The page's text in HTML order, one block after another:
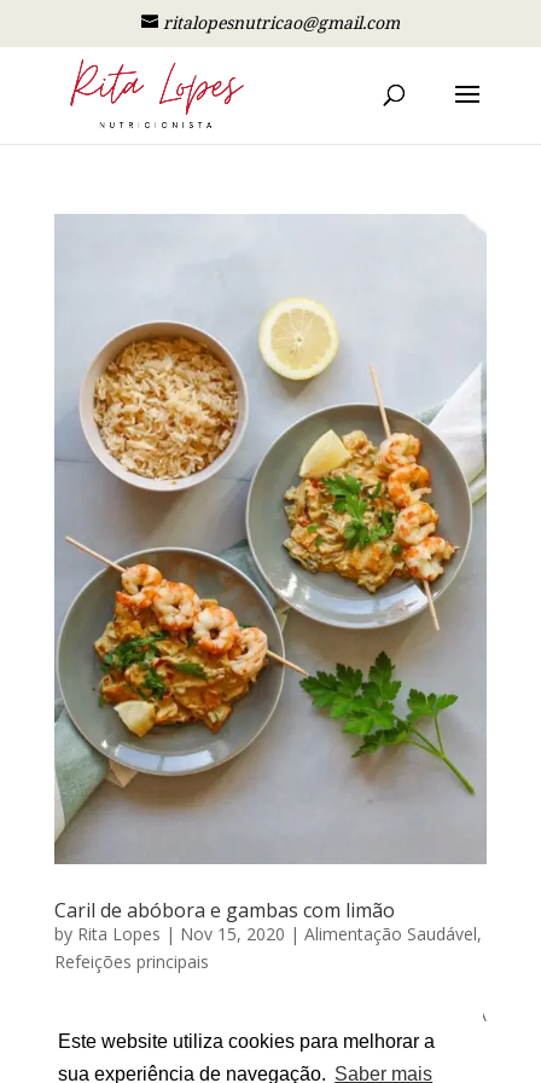
Este website utiliza cookies para melhorar a
sua experiência de navegação. Saber mais
ritalopesnutricao@gmail.com
Caril de abóbora e gambas com limão
by Rita Lopes | Nov 15, 2020 | Alimentação Saudável,
Refeições principais
CARIL DE ABÓBORA E GAMBAS COM LIMÃO Por RITA
LOPES | Novembro 15, 2020 Eu adoro caril! Já testei
caril de várias formas mas com abóbora nunca o tinha